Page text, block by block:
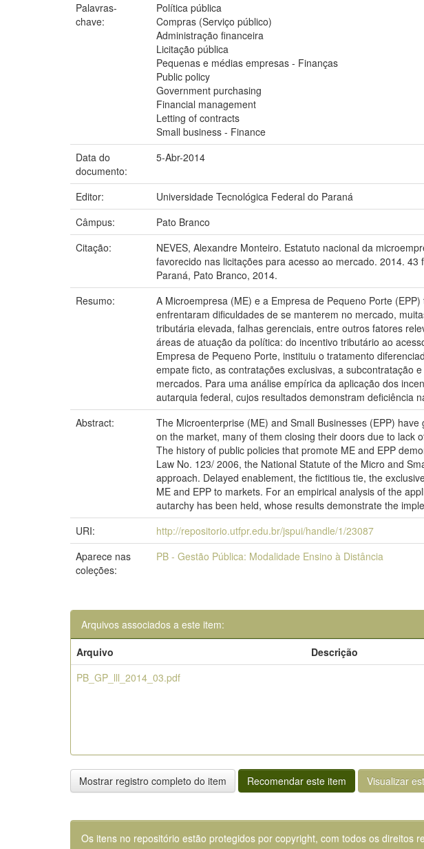
Palavras-
chave:
Política pública
Compras (Serviço público)
Administração financeira
Licitação pública
Pequenas e médias empresas - Finanças
Public policy
Government purchasing
Financial management
Letting of contracts
Small business - Finance
Data do
documento:
5-Abr-2014
Editor:
Universidade Tecnológica Federal do Paraná
Câmpus:
Pato Branco
Citação:
NEVES, Alexandre Monteiro. Estatuto nacional da
favorecido nas licitações para acesso ao mercado. 2014.
Paraná, Pato Branco, 2014.
Resumo:
A Microempresa (ME) e a Empresa de Pequeno Porte
enfrentaram dificuldades de se manterem no mercado,
tributária elevada, falhas gerenciais, entre outros fatores
áreas de atuação da política: do incentivo tributário ao
Empresa de Pequeno Porte, instituiu o tratamento
empate ficto, as contratações exclusivas, a subcontratação
mercados. Para uma análise empírica da aplicação dos
autarquia federal, cujos resultados demonstram deficiência
Abstract:
The Microenterprise (ME) and Small Businesses (EPP)
on the market, many of them closing their doors due to lack
The history of public policies that promote ME and EPP
Law No. 123/ 2006, the National Statute of the Micro and
approach. Delayed enablement, the fictitious tie, the
ME and EPP to markets. For an empirical analysis of the
autarchy has been held, whose results demonstrate the
URI:
http://repositorio.utfpr.edu.br/jspui/handle/1/23087
Aparece nas
coleções:
PB - Gestão Pública: Modalidade Ensino à Distância
Arquivos associados a este item:
Arquivo
Descrição
PB_GP_lll_2014_03.pdf
Mostrar registro completo do item Recomendar este item Visualizar
Os itens no repositório estão protegidos por copyright, com todos os direitos